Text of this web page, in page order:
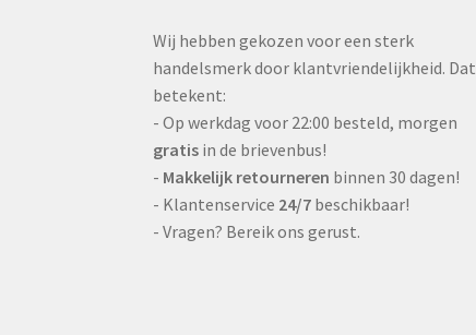
Wij hebben gekozen voor een sterk
handelsmerk door klantvriendelijkheid. Dat
betekent:
- Op werkdag voor 22:00 besteld, morgen
gratis in de brievenbus!
- Makkelijk retourneren binnen 30 dagen!
- Klantenservice 24/7 beschikbaar!
- Vragen? Bereik ons gerust.